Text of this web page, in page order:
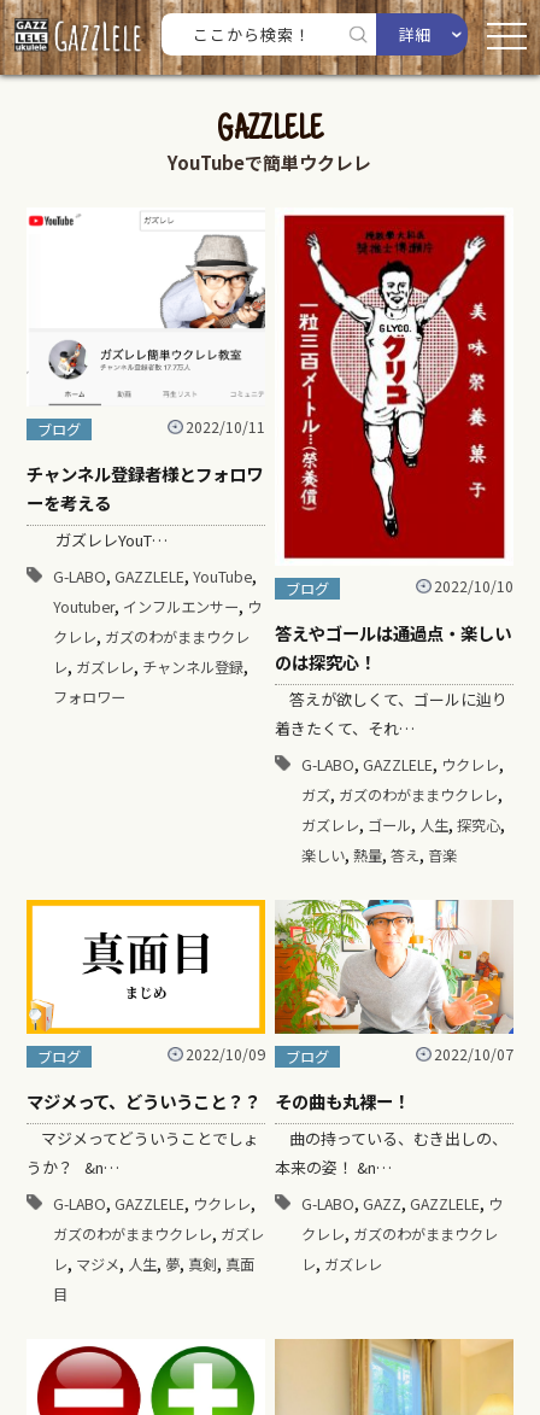
詳細
GAZZLELE
YouTubeで簡単ウクレレ
ブログ 2022/10/11
チャンネル登録者様とフォロワ
ーを考える
ガズレレYouT…
G-LABO, GAZZLELE, YouTube,
Youtuber, インフルエンサー, ウ
クレレ, ガズのわがままウクレ
レ, ガズレレ, チャンネル登録,
フォロワー
ブログ 2022/10/10
答えやゴールは通過点・楽しい
のは探究心！
答えが欲しくて、ゴールに辿り
着きたくて、それ…
G-LABO, GAZZLELE, ウクレレ,
ガズ, ガズのわがままウクレレ,
ガズレレ, ゴール, 人生, 探究心,
楽しい, 熱量, 答え, 音楽
ブログ 2022/10/09
マジメって、どういうこと？？
マジメってどういうことでしょ
うか？ &n…
G-LABO, GAZZLELE, ウクレレ,
ガズのわがままウクレレ, ガズレ
レ, マジメ, 人生, 夢, 真剣, 真面
目
ブログ 2022/10/07
その曲も丸裸ー！
曲の持っている、むき出しの、
本来の姿！ &n…
G-LABO, GAZZ, GAZZLELE, ウ
クレレ, ガズのわがままウクレ
レ, ガズレレ